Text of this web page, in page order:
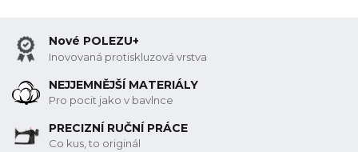
Nové POLEZU+
Inovovaná protiskluzová vrstva
NEJJEMNĚJŠÍ MATERIÁLY
Pro pocit jako v bavlnce
PRECIZNÍ RUČNÍ PRÁCE
Co kus, to originál